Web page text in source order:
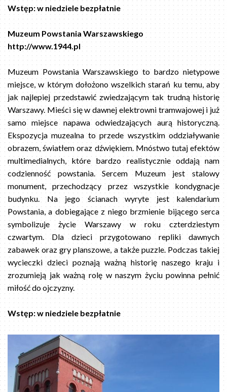
Wstęp: w niedziele bezpłatnie
Muzeum Powstania Warszawskiego
http://www.1944.pl
Muzeum Powstania Warszawskiego to bardzo nietypowe
miejsce, w którym dołożono wszelkich starań ku temu, aby
jak najlepiej przedstawić zwiedzającym tak trudną historię
Warszawy. Mieści się w dawnej elektrowni tramwajowej i już
samo miejsce napawa odwiedzających aurą historyczną.
Ekspozycja muzealna to przede wszystkim oddziaływanie
obrazem, światłem oraz dźwiękiem. Mnóstwo tutaj efektów
multimedialnych, które bardzo realistycznie oddają nam
codzienność powstania. Sercem Muzeum jest stalowy
monument, przechodzący przez wszystkie kondygnacje
budynku. Na jego ścianach wyryte jest kalendarium
Powstania, a dobiegające z niego brzmienie bijącego serca
symbolizuje życie Warszawy w roku czterdziestym
czwartym. Dla dzieci przygotowano repliki dawnych
zabawek oraz gry planszowe, a także puzzle. Podczas takiej
wycieczki dzieci poznają ważną historię naszego kraju i
zrozumieją jak ważną rolę w naszym życiu powinna pełnić
miłość do ojczyzny.
Wstęp: w niedziele bezpłatnie